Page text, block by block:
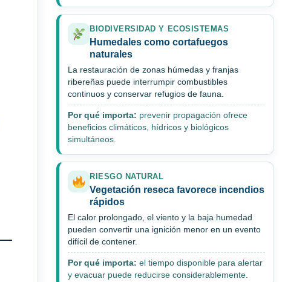
BIODIVERSIDAD Y ECOSISTEMAS
Humedales como cortafuegos
naturales
La restauración de zonas húmedas y franjas
ribereñas puede interrumpir combustibles
continuos y conservar refugios de fauna.
Por qué importa: prevenir propagación ofrece
beneficios climáticos, hídricos y biológicos
simultáneos.
RIESGO NATURAL
Vegetación reseca favorece incendios
rápidos
El calor prolongado, el viento y la baja humedad
pueden convertir una ignición menor en un evento
difícil de contener.
Por qué importa: el tiempo disponible para alertar
y evacuar puede reducirse considerablemente.